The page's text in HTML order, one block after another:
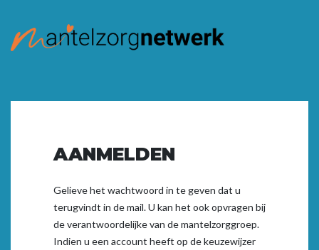
AANMELDEN
Gelieve het wachtwoord in te geven dat u
terugvindt in de mail. U kan het ook opvragen bij
de verantwoordelijke van de mantelzorggroep.
Indien u een account heeft op de keuzewijzer